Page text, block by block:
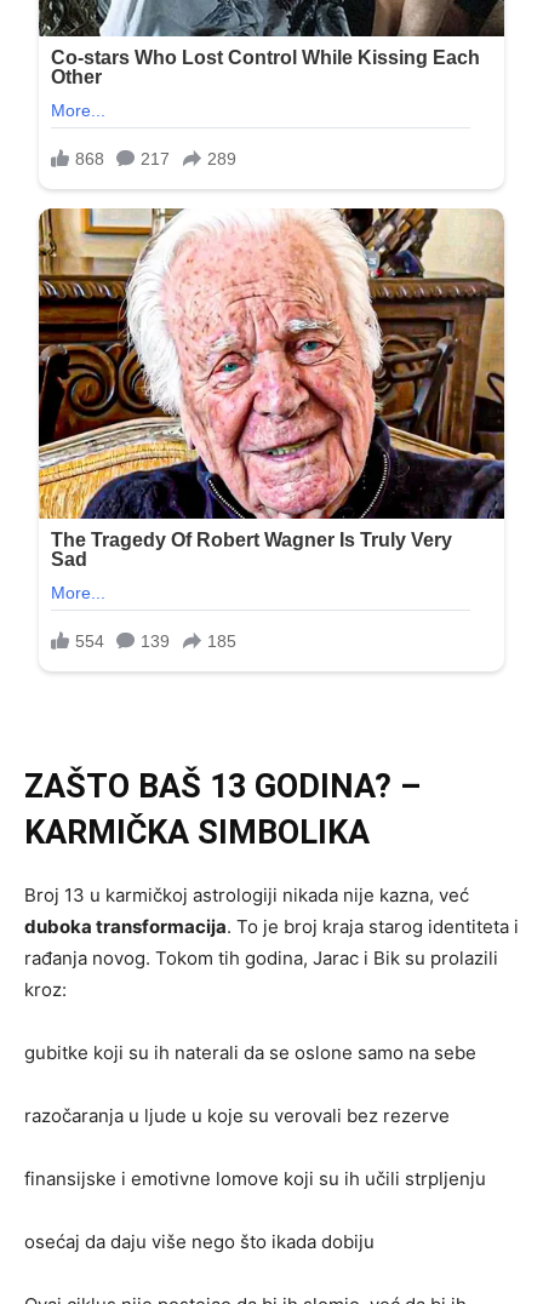
ZAŠTO BAŠ 13 GODINA? –
KARMIČKA SIMBOLIKA
Broj 13 u karmičkoj astrologiji nikada nije kazna, već
duboka transformacija. To je broj kraja starog identiteta i
rađanja novog. Tokom tih godina, Jarac i Bik su prolazili
kroz:
gubitke koji su ih naterali da se oslone samo na sebe
razočaranja u ljude u koje su verovali bez rezerve
finansijske i emotivne lomove koji su ih učili strpljenju
osećaj da daju više nego što ikada dobiju